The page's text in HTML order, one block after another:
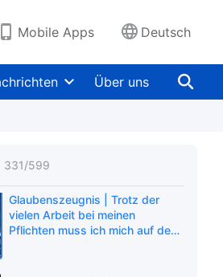
Mobile Apps Deutsch
Über uns
331/599
Glaubenszeugnis | Trotz der
vielen Arbeit bei meinen
Pflichten muss ich mich auf den